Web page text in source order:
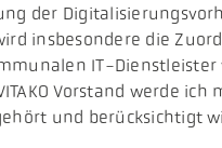
der
insbesondere die
IT-
Vorstand werde
und berücksichtigt